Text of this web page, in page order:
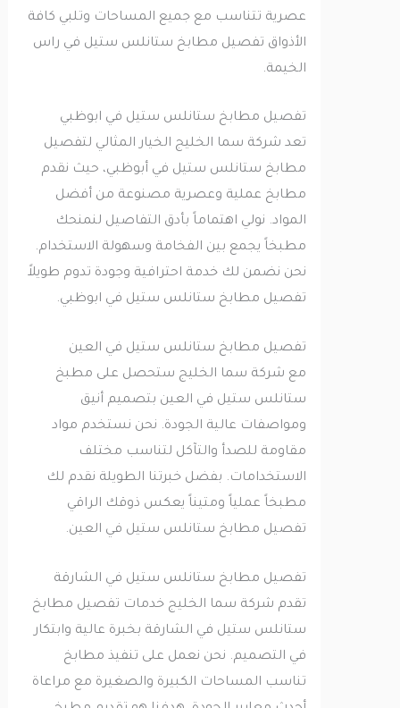
عصرية تتناسب مع جميع المساحات وتلبي كافة
الأذواق تفصيل مطابخ ستانلس ستيل في راس
الخيمة.
تفصيل مطابخ ستانلس ستيل في ابوظبي
تعد شركة سما الخليج الخيار المثالي لتفصيل
مطابخ ستانلس ستيل في أبوظبي، حيث نقدم
مطابخ عملية وعصرية مصنوعة من أفضل
المواد. نولي اهتماماً بأدق التفاصيل لنمنحك
مطبخاً يجمع بين الفخامة وسهولة الاستخدام.
نحن نضمن لك خدمة احترافية وجودة تدوم طويلاً
تفصيل مطابخ ستانلس ستيل في ابوظبي.
تفصيل مطابخ ستانلس ستيل في العين
مع شركة سما الخليج ستحصل على مطبخ
ستانلس ستيل في العين بتصميم أنيق
ومواصفات عالية الجودة. نحن نستخدم مواد
مقاومة للصدأ والتآكل لتناسب مختلف
الاستخدامات. بفضل خبرتنا الطويلة نقدم لك
مطبخاً عملياً ومتيناً يعكس ذوقك الراقي
تفصيل مطابخ ستانلس ستيل في العين.
تفصيل مطابخ ستانلس ستيل في الشارقة
تقدم شركة سما الخليج خدمات تفصيل مطابخ
ستانلس ستيل في الشارقة بخبرة عالية وابتكار
في التصميم. نحن نعمل على تنفيذ مطابخ
تناسب المساحات الكبيرة والصغيرة مع مراعاة